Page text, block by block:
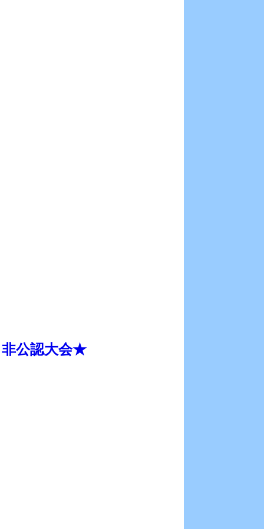
非公認大会★